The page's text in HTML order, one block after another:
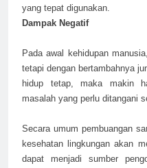
yang tepat digunakan.
Dampak Negatif
Pada awal kehidupan
tetapi dengan bertambahnya
hidup tetap, maka makin
masalah yang perlu ditangani
Secara umum pembuangan
kesehatan lingkungan akan
dapat menjadi sumber